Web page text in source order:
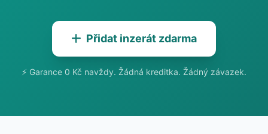
Přidat inzerát zdarma
⚡ Garance 0 Kč navždy. Žádná kreditka. Žádný závazek.